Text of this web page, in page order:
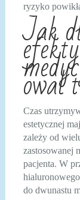
ryzyko
Jak
owal
Czas
estetycznej
zależy od
zastosowanej
pacjenta. W
do dwunastu